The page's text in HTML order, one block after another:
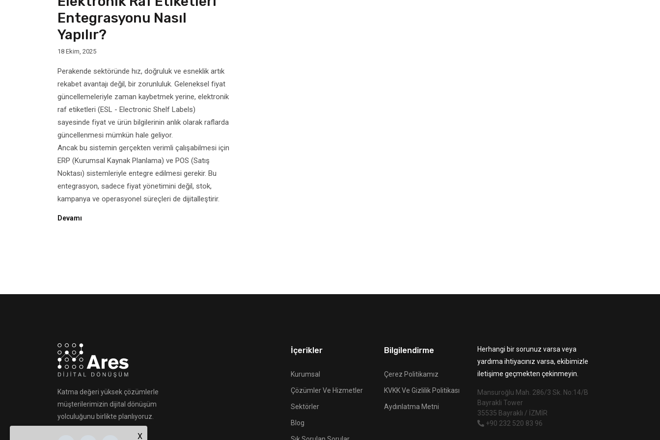
Entegrasyonu Nasıl
Yapılır?
18 Ekim, 2025
Perakende sektöründe hız, doğruluk ve esneklik artık
rekabet avantajı değil, bir zorunluluk. Geleneksel fiyat
güncellemeleriyle zaman kaybetmek yerine, elektronik
raf etiketleri (ESL - Electronic Shelf Labels)
sayesinde fiyat ve ürün bilgilerinin anlık olarak raflarda
güncellenmesi mümkün hale geliyor.
Ancak bu sistemin gerçekten verimli çalışabilmesi için
ERP (Kurumsal Kaynak Planlama) ve POS (Satış
Noktası) sistemleriyle entegre edilmesi gerekir. Bu
entegrasyon, sadece fiyat yönetimini değil, stok,
kampanya ve operasyonel süreçleri de dijitalleştirir.
Devamı
Katma değeri yüksek çözümlerle
müşterilerimizin dijital dönüşüm
yolculuğunu birlikte planlıyoruz.
İçerikler
Kurumsal
Çözümler Ve Hizmetler
Sektörler
Blog
Bilgilendirme
Çerez Politikamız
KVKK Ve Gizlilik Politikası
Aydınlatma Metni
Herhangi bir sorunuz varsa veya
yardıma ihtiyacınız varsa, ekibimizle
iletişime geçmekten çekinmeyin.
Mansuroğlu Mah. 286/3 Sk. No:14/B
Bayrakli Tower
35535 Bayraklı / İZMİR
+90 232 520 83 96
X